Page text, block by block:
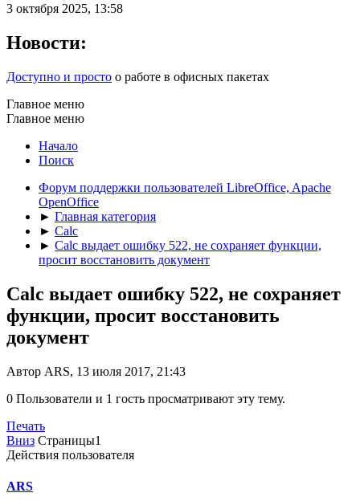
3 октября 2025, 13:58
Новости:
Доступно и просто о работе в офисных пакетах
Главное меню
Главное меню
Начало
Поиск
Форум поддержки пользователей LibreOffice, Apache
OpenOffice
► Главная категория
► Calc
► Calc выдает ошибку 522, не сохраняет функции,
просит восстановить документ
Calc выдает ошибку 522, не сохраняет
функции, просит восстановить
документ
Автор ARS, 13 июля 2017, 21:43
0 Пользователи и 1 гость просматривают эту тему.
Печать
Вниз Страницы1
Действия пользователя
ARS